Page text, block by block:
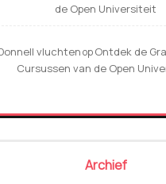
de Open Universiteit
vluchtenopOntdek de
Cursussen van de Open
Archief